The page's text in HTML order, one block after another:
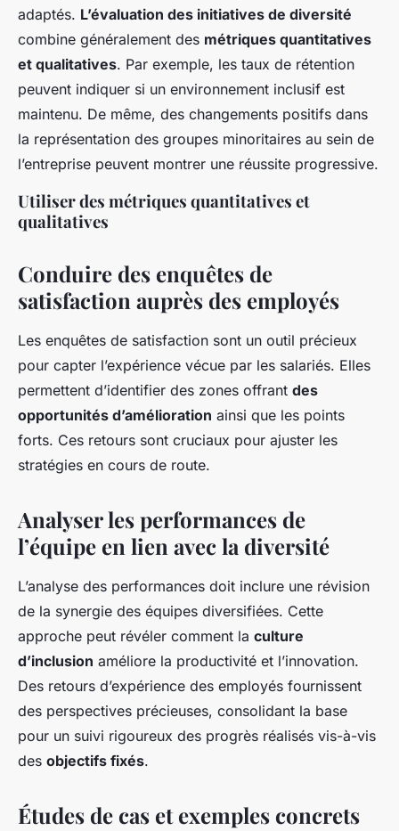
adaptés. L’évaluation des initiatives de diversité
combine généralement des métriques quantitatives
et qualitatives. Par exemple, les taux de rétention
peuvent indiquer si un environnement inclusif est
maintenu. De même, des changements positifs dans
la représentation des groupes minoritaires au sein de
l’entreprise peuvent montrer une réussite progressive.
Utiliser des métriques quantitatives et
qualitatives
Conduire des enquêtes de
satisfaction auprès des employés
Les enquêtes de satisfaction sont un outil précieux
pour capter l’expérience vécue par les salariés. Elles
permettent d’identifier des zones offrant des
opportunités d’amélioration ainsi que les points
forts. Ces retours sont cruciaux pour ajuster les
stratégies en cours de route.
Analyser les performances de
l’équipe en lien avec la diversité
L’analyse des performances doit inclure une révision
de la synergie des équipes diversifiées. Cette
approche peut révéler comment la culture
d’inclusion améliore la productivité et l’innovation.
Des retours d’expérience des employés fournissent
des perspectives précieuses, consolidant la base
pour un suivi rigoureux des progrès réalisés vis-à-vis
des objectifs fixés.
Études de cas et exemples concrets